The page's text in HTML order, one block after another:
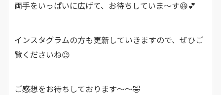
両手をいっぱいに広げて、お待ちしていま～す😆💕
インスタグラムの方も更新していきますので、ぜひご
覧くださいね😉
ご感想をお待ちしております～～🤣